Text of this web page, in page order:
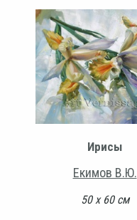
Ирисы
Екимов В.Ю.
50 х 60 см